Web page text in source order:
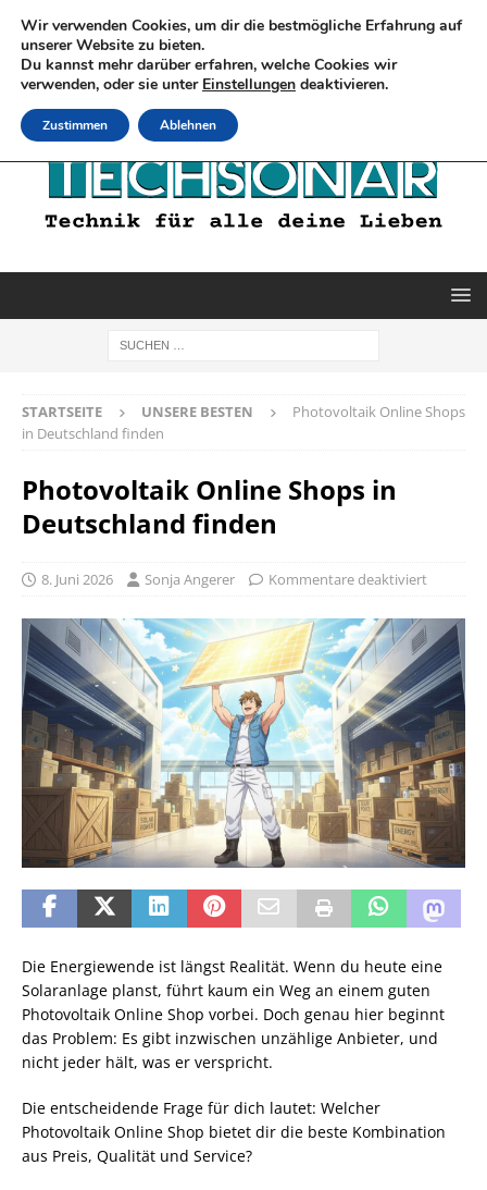
STARTSEITE UNSERE BESTEN
Photovoltaik Online Shops
in Deutschland finden
Photovoltaik Online Shops in
Deutschland finden
8. Juni 2026 Sonja Angerer Kommentare deaktiviert
Die Energiewende ist längst Realität. Wenn du heute eine
Solaranlage planst, führt kaum ein Weg an einem guten
Photovoltaik Online Shop vorbei. Doch genau hier beginnt
das Problem: Es gibt inzwischen unzählige Anbieter, und
nicht jeder hält, was er verspricht.
Die entscheidende Frage für dich lautet: Welcher
Photovoltaik Online Shop bietet dir die beste Kombination
aus Preis, Qualität und Service?
Wir verwenden Cookies, um dir die bestmögliche Erfahrung auf
unserer Website zu bieten.
Du kannst mehr darüber erfahren, welche Cookies wir
verwenden, oder sie unter Einstellungen deaktivieren.
Zustimmen Ablehnen